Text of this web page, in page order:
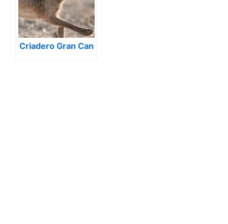
Criadero Gran Can